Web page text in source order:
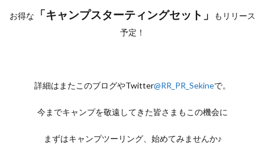
お得な 「キャンプスターティングセット」
もリリース
予定！
詳細はまたこのブログやTwitter@RR_PR_Sekineで。
今までキャンプを敬遠してきた皆さまもこの機会に
まずはキャンプツーリング、始めてみませんか♪